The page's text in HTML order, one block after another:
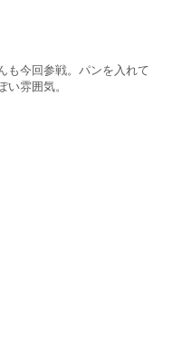
も今回参戦。パンを入れて
い雰囲気。